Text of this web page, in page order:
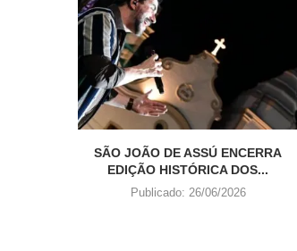
SÃO JOÃO DE ASSÚ ENCERRA
EDIÇÃO HISTÓRICA DOS...
Publicado: 26/06/2026